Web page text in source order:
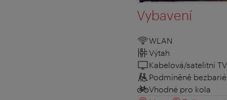
Vybavení
WLAN
Výtah
Kabelová/satelitní TV
Podmíněně
Vhodné pro kola